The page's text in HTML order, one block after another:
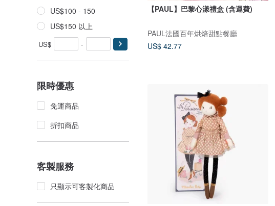
US$100 - 150
US$150 以上
US$ -
限時優惠
免運商品
折扣商品
客製服務
只顯示可客製化商品
【PAUL】巴黎心漾禮盒 (含運費)
PAUL法國百年烘焙甜點餐廳
US$ 42.77